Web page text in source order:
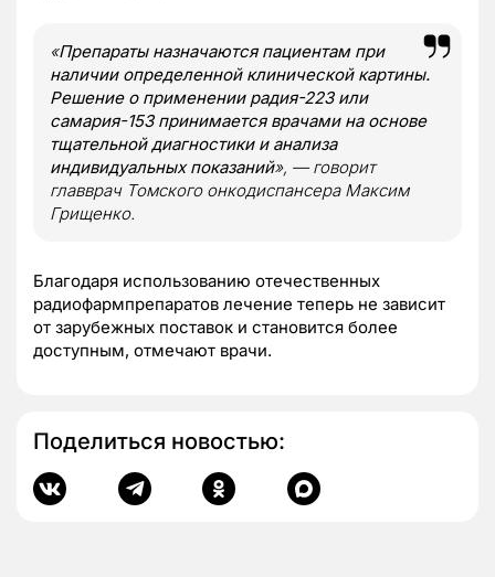
«Препараты назначаются пациентам при
наличии определенной клинической картины.
Решение о применении радия-223 или
самария-153 принимается врачами на основе
тщательной диагностики и анализа
индивидуальных показаний», — говорит
главврач Томского онкодиспансера Максим
Грищенко.
Благодаря использованию отечественных
радиофармпрепаратов лечение теперь не зависит
от зарубежных поставок и становится более
доступным, отмечают врачи.
Поделиться новостью: